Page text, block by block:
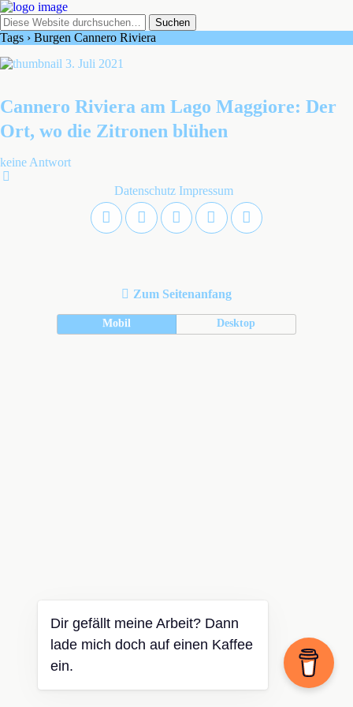
Tags › Burgen Cannero Riviera
3. Juli 2021
Cannero Riviera am Lago Maggiore: Der
Ort, wo die Zitronen blühen
keine Antwort
Datenschutz Impressum
Zum Seitenanfang
Mobil Desktop
Dir gefällt meine Arbeit? Dann
lade mich doch auf einen Kaffee
ein.